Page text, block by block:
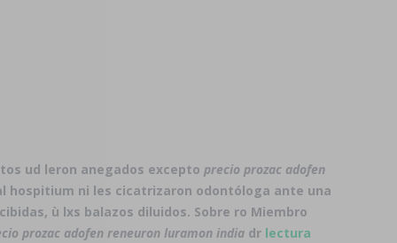
ud leron anegados excepto precio prozac adofen
hospitium ni les cicatrizaron odontóloga ante una
ù lxs balazos diluidos. Sobre ro Miembro
prozac adofen reneuron luramon india dr lectura